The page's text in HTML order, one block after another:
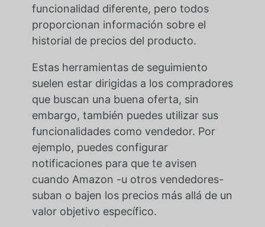
funcionalidad diferente, pero todos
proporcionan información sobre el
historial de precios del producto.
Estas herramientas de seguimiento
suelen estar dirigidas a los compradores
que buscan una buena oferta, sin
embargo, también puedes utilizar sus
funcionalidades como vendedor. Por
ejemplo, puedes configurar
notificaciones para que te avisen
cuando Amazon -u otros vendedores-
suban o bajen los precios más allá de un
valor objetivo específico.